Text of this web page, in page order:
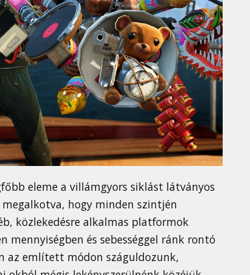
eleme a villámgyors siklást látványos
hogy minden szintjén
közlekedésre alkalmas platformok
és sebességgel ránk rontó
az említett módon száguldozunk,